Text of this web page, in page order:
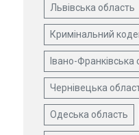
Львівська область
Кримінальний
Івано-Франківська
Чернівецька
Одеська область